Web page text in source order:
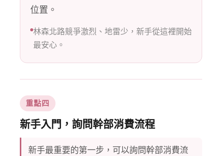
位置。
林森北路競爭激烈、地雷少，新手從這裡開始
最安心。
重點四
新手入門，詢問幹部消費流程
新手最重要的第一步，可以詢問幹部消費流